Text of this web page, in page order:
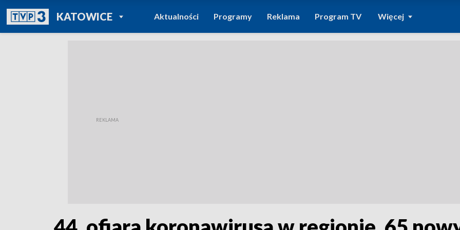
KATOWICEPOWRÓT DO
TVP REGIONY
Aktualności Programy Reklama Program TV Więcej